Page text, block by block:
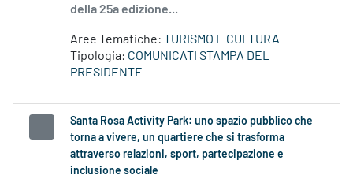
della 25a edizione...
Aree Tematiche: TURISMO E CULTURA
Tipologia: COMUNICATI STAMPA DEL
PRESIDENTE
Santa Rosa Activity Park: uno spazio pubblico che
torna a vivere, un quartiere che si trasforma
attraverso relazioni, sport, partecipazione e
inclusione sociale